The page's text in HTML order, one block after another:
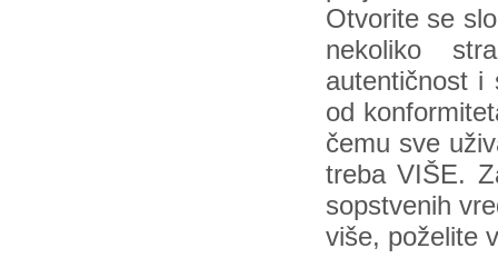
Otvorite se
nekoliko
autentičnost i
od
čemu sve
treba VIŠE.
sopstvenih
više, poželite